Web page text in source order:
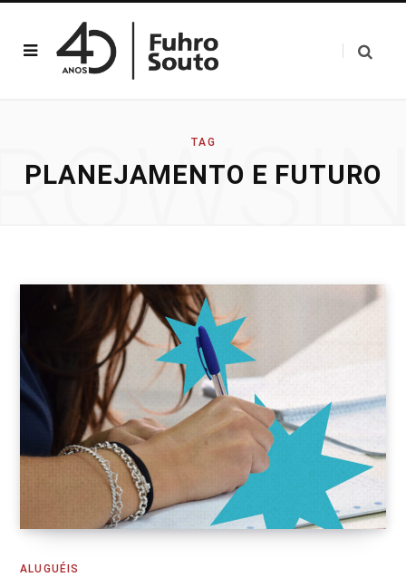
TAG
PLANEJAMENTO E FUTURO
ALUGUÉIS